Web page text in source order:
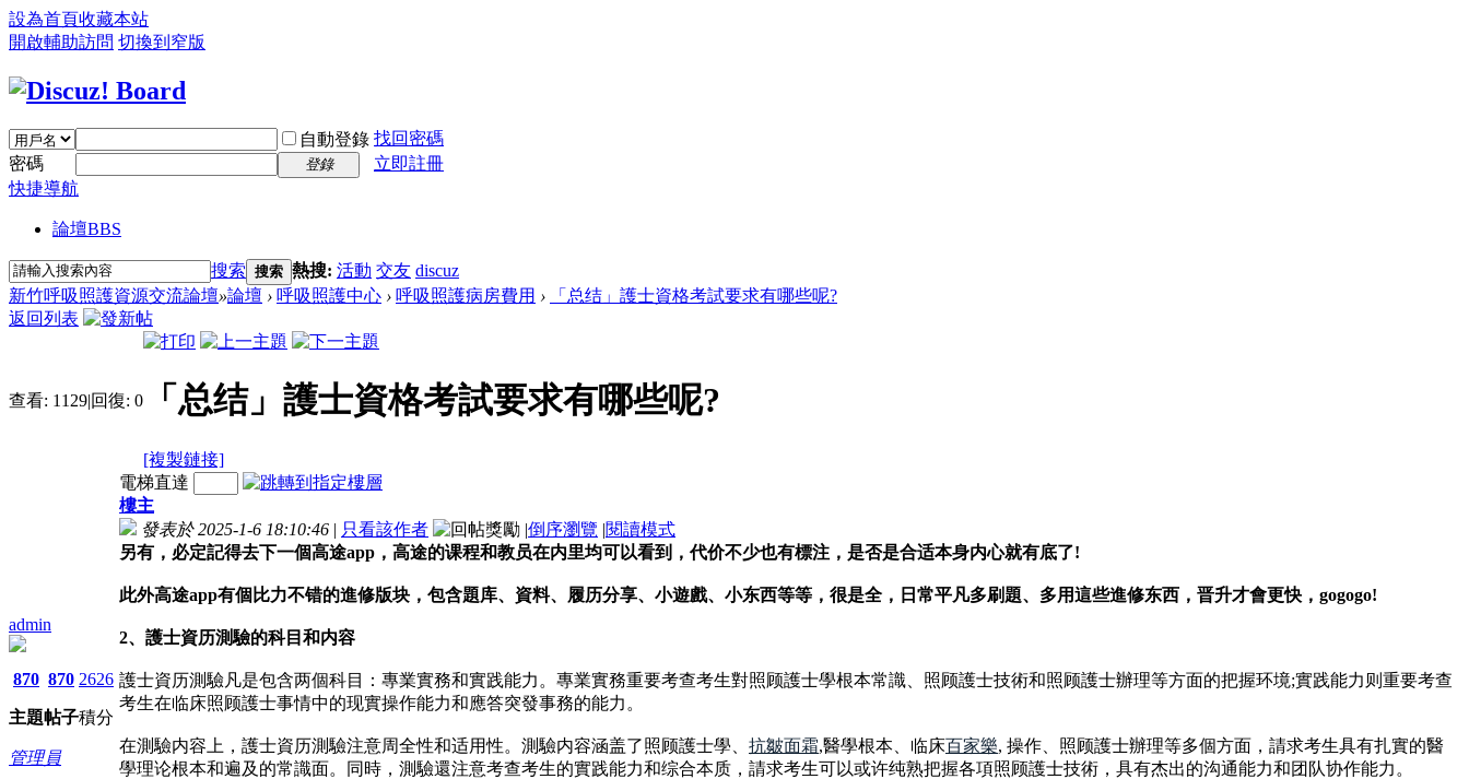
設為首頁收藏本站
開啟輔助訪問 切換到窄版
自動登錄 找回密碼
密碼
登錄
立即註冊
快捷導航
論壇BBS
搜索 搜索 熱搜: 活動 交友 discuz
新竹呼吸照護資源交流論壇»論壇 › 呼吸照護中心 › 呼吸照護病房費用 ›
「总结」護士資格考試要求有哪些呢?
返回列表
查看: 1129|回復: 0 「总结」護士資格考試要求有哪些呢?
[複製鏈接]
admin
870
主題
870
帖子
2626
積分
管理員
電梯直達
樓主
發表於 2025-1-6 18:10:46 | 只看該作者 |倒序瀏覽 |閱讀模式
另有，必定記得去下一個高途app，高途的课程和教员在内里均可以看到，代价不少也有標注，是否是合适本身内心就有底了!
此外高途app有個比力不错的進修版块，包含題库、資料、履历分享、小遊戲、小东西等等，很是全，日常平凡多刷題、多用這些進修东西，晋升才會更快，gogogo!
2、護士資历測驗的科目和内容
護士資历測驗凡是包含两個科目：專業實務和實践能力。專業實務重要考查考生對照顾護士學根本常識、照顾護士技術和照顾護士辦理等方面的把握环境;實践能力则重要考查
考生在临床照顾護士事情中的现實操作能力和應答突發事務的能力。
在測驗内容上，護士資历測驗注意周全性和适用性。測驗内容涵盖了照顾護士學、 抗皺面霜,醫學根本、临床百家樂, 操作、照顾護士辦理等多個方面，請求考生具有扎實的醫
學理论根本和遍及的常識面。同時，測驗還注意考查考生的實践能力和综合本质，請求考生可以或许纯熟把握各項照顾護士技術，具有杰出的沟通能力和团队协作能力。